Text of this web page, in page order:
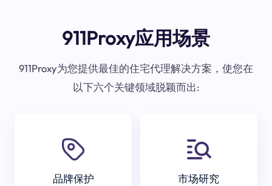
911Proxy应用场景
911Proxy为您提供最佳的住宅代理解决方案，使您在
以下六个关键领域脱颖而出:
品牌保护 市场研究